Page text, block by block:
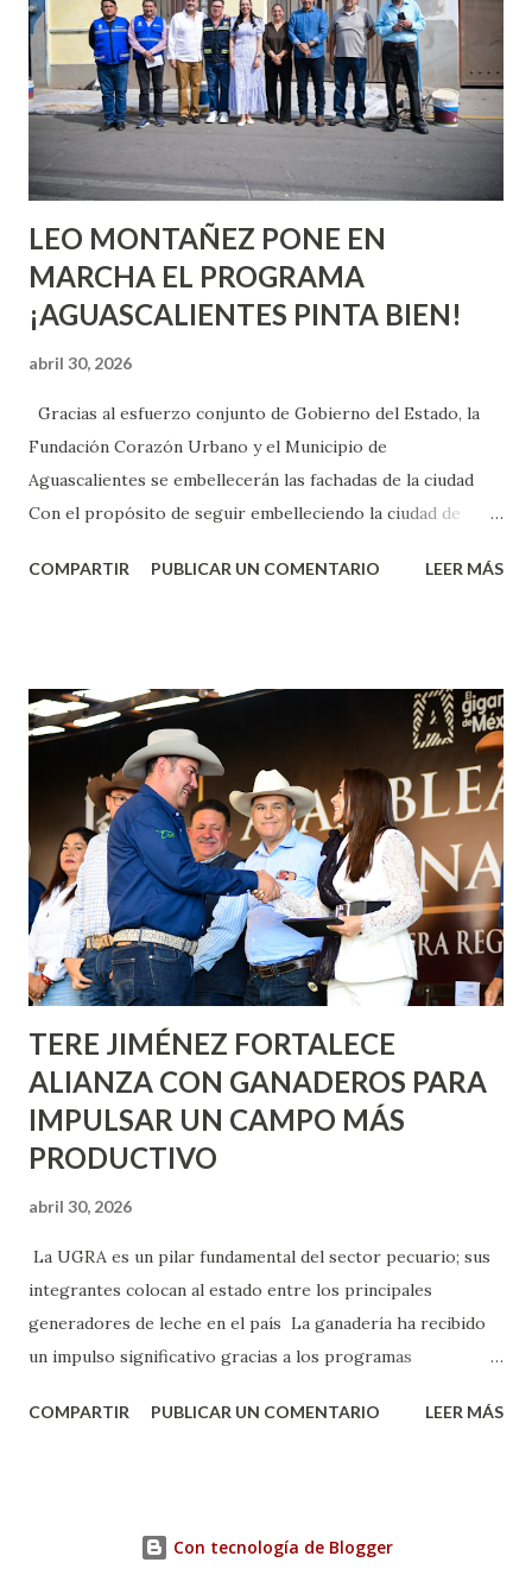
aprender y nuevas experiencias que conocer. Si eres una
chica y aún no has tenido relaciones sexuales, tal vez
pienses que el sexo será increíble y no puedas esperar para
experimentarlo, pero como cualquier persona con
experiencia te dirá, siempre es mejor cuando ambas partes
son suficientemen...
LEO MONTAÑEZ PONE EN
MARCHA EL PROGRAMA
¡AGUASCALIENTES PINTA BIEN!
abril 30, 2026
Gracias al esfuerzo conjunto de Gobierno del Estado, la
Fundación Corazón Urbano y el Municipio de
Aguascalientes se embellecerán las fachadas de la ciudad
Con el propósito de seguir embelleciendo la ciudad de
municipal, Leo Montañez dio inicio al programa
Corazón Urbano y el Municipio capital. Leo Montañez
informó que en este programa se usarán cerca de 90 mil
metros cuadrados de pintura, para dar inicio en la calle
Nieto, entre Jesús F. Elizondo y la calle 22 de Octubre, con
lo que se aplicará pintura en 66 casas. Posteriormente se
llevará este programa a Villas de Nuestra Señora de la
Asunción, Avenida Alameda y Decreto 27 de Septiembre, en
los edificios FOVISSSTE Ojo de Agua, en la comunidad
Norias de Paso Hondo y en los edificios de...
COMPARTIR PUBLICAR UN COMENTARIO LEER MÁS
TERE JIMÉNEZ FORTALECE
ALIANZA CON GANADEROS PARA
IMPULSAR UN CAMPO MÁS
PRODUCTIVO
abril 30, 2026
La UGRA es un pilar fundamental del sector pecuario; sus
integrantes colocan al estado entre los principales
generadores de leche en el país La ganadería ha recibido
un impulso significativo gracias a los programas
muestra de su respaldo firme y decidido al campo, la
compromiso de trabajar de la mano con los productores
COMPARTIR PUBLICAR UN COMENTARIO LEER MÁS
Con tecnología de Blogger